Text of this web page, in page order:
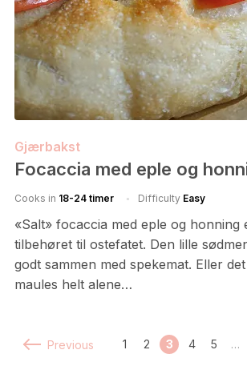
Gjærbakst
Focaccia med eple og
Cooks in 18-24 timer Difficulty Easy
«Salt» focaccia med eple og honning
tilbehøret til ostefatet. Den lille
godt sammen med spekemat. Eller
maules helt alene…
Previous 1 2 3 4 5 …